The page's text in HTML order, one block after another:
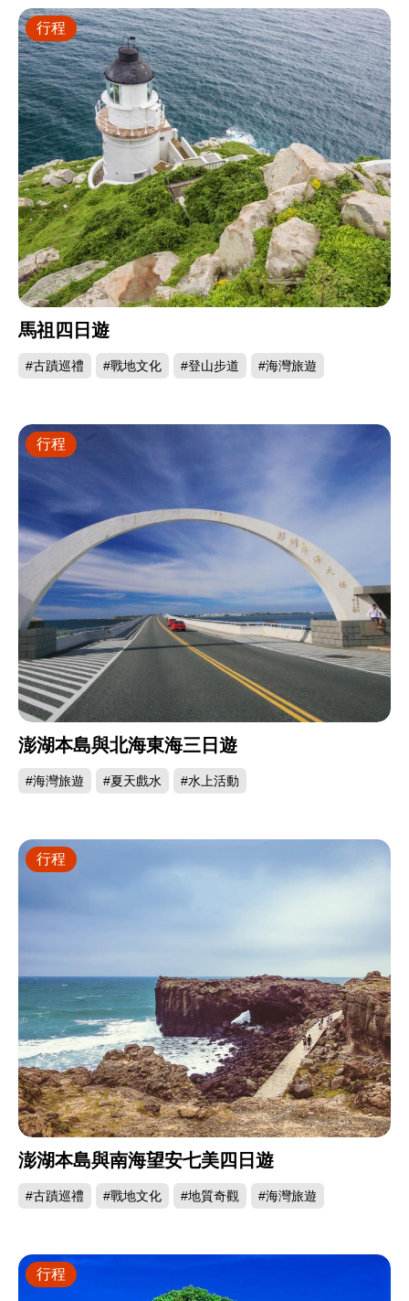
馬祖四日遊
#古蹟巡禮 #戰地文化 #登山步道 #海灣旅遊
行程
澎湖本島與北海東海三日遊
#海灣旅遊 #夏天戲水 #水上活動
行程
澎湖本島與南海望安七美四日遊
#古蹟巡禮 #戰地文化 #地質奇觀 #海灣旅遊
行程
行程